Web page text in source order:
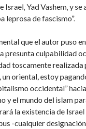
Yad Vashem, y se
leprosa de fascismo”.
que el autor puso
presunta culpabilidad
toscamente
oriental, estoy
occidental”
el mundo del islam
la existencia de
-cualquier